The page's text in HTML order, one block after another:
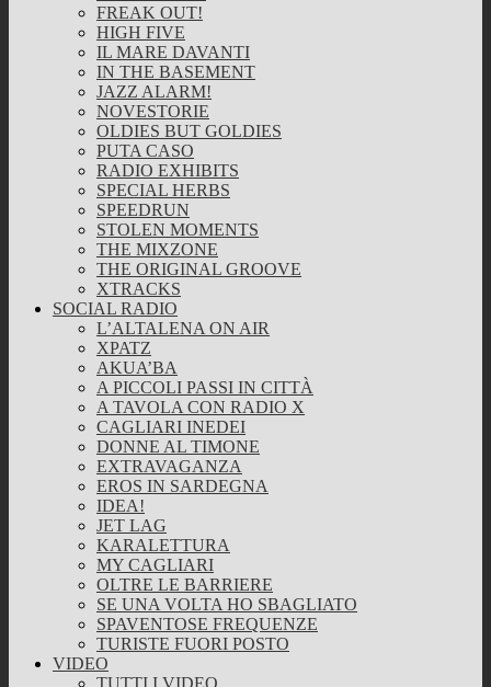
FREAK OUT!
HIGH FIVE
IL MARE DAVANTI
IN THE BASEMENT
JAZZ ALARM!
NOVESTORIE
OLDIES BUT GOLDIES
PUTA CASO
RADIO EXHIBITS
SPECIAL HERBS
SPEEDRUN
STOLEN MOMENTS
THE MIXZONE
THE ORIGINAL GROOVE
XTRACKS
SOCIAL RADIO
L’ALTALENA ON AIR
XPATZ
AKUA’BA
A PICCOLI PASSI IN CITTÀ
A TAVOLA CON RADIO X
CAGLIARI INEDEI
DONNE AL TIMONE
EXTRAVAGANZA
EROS IN SARDEGNA
IDEA!
JET LAG
KARALETTURA
MY CAGLIARI
OLTRE LE BARRIERE
SE UNA VOLTA HO SBAGLIATO
SPAVENTOSE FREQUENZE
TURISTE FUORI POSTO
VIDEO
TUTTI I VIDEO